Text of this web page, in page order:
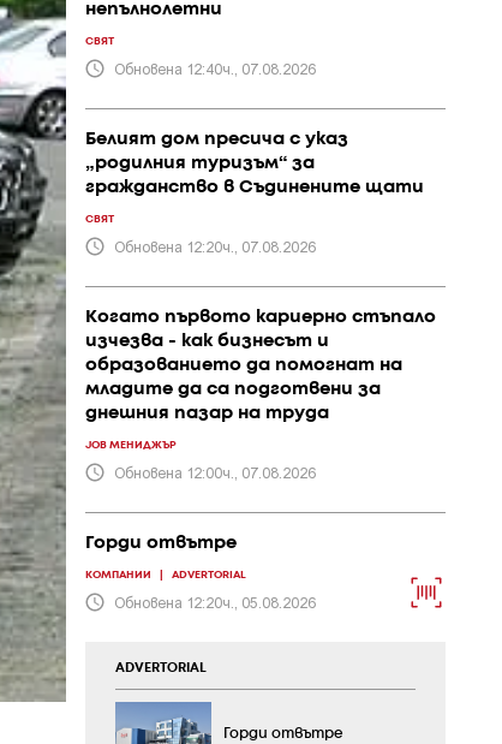
непълнолетни
СВЯТ
Обновена 12:40ч., 07.08.2026
Белият дом пресича с указ
„родилния туризъм“ за
гражданство в Съдинените щати
СВЯТ
Обновена 12:20ч., 07.08.2026
Когато първото кариерно стъпало
изчезва - как бизнесът и
образованието да помогнат на
младите да са подготвени за
днешния пазар на труда
JOB МЕНИДЖЪР
Обновена 12:00ч., 07.08.2026
Горди отвътре
КОМПАНИИ ADVERTORIAL
Обновена 12:20ч., 05.08.2026
ADVERTORIAL
Горди отвътре